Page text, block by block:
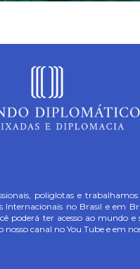
poliglotas e
Internacionais no Brasil e em
poderá ter acesso ao mundo e
nosso canal no You Tube e em